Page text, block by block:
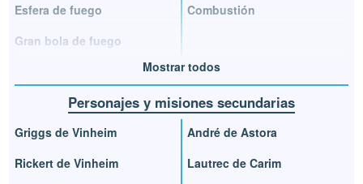
Esfera de fuego
Gran bola de fuego
Combustión
Mostrar todos
Personajes y misiones secundarias
Griggs de Vinheim
Rickert de Vinheim
André de Astora
Lautrec de Carim